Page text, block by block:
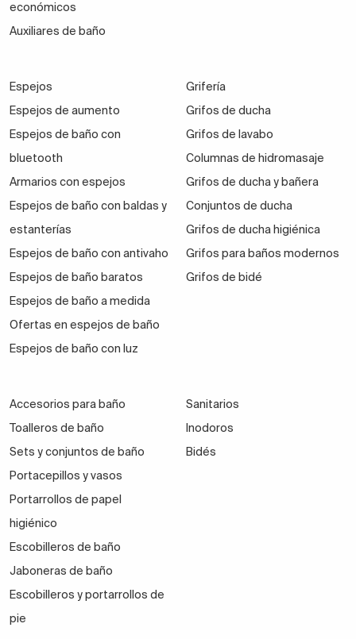
económicos
Auxiliares de baño
Espejos
Espejos de aumento
Espejos de baño con
bluetooth
Armarios con espejos
Espejos de baño con baldas y
estanterías
Espejos de baño con antivaho
Espejos de baño baratos
Espejos de baño a medida
Ofertas en espejos de baño
Espejos de baño con luz
Grifería
Grifos de ducha
Grifos de lavabo
Columnas de hidromasaje
Grifos de ducha y bañera
Conjuntos de ducha
Grifos de ducha higiénica
Grifos para baños modernos
Grifos de bidé
Accesorios para baño
Toalleros de baño
Sets y conjuntos de baño
Portacepillos y vasos
Portarrollos de papel
higiénico
Escobilleros de baño
Jaboneras de baño
Escobilleros y portarrollos de
pie
Sanitarios
Inodoros
Bidés